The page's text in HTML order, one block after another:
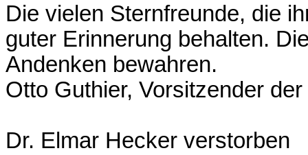
Die vielen Sternfreunde, die
guter Erinnerung behalten.
Andenken bewahren.
Otto Guthier, Vorsitzender
Dr. Elmar Hecker verstorben